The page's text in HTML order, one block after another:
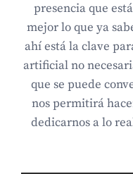
presencia que
mejor lo que ya
ahí está la clave
artificial no
que se puede
nos permitirá
dedicarnos a lo